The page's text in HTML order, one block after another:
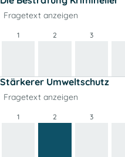
Fragetext anzeigen
1 2 3
Stärkerer Umweltschutz
Fragetext anzeigen
1 2 3